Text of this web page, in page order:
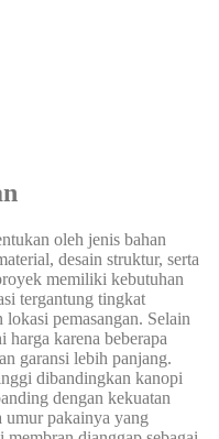
oleh jenis bahan
desain struktur, serta
memiliki kebutuhan
tergantung tingkat
pemasangan. Selain
harga karena beberapa
garansi lebih panjang.
dibandingkan kanopi
dengan kekuatan
umur pakainya yang